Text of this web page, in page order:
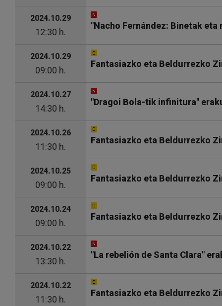
2024.10.29
12:30 h.
"Nacho Fernández: Binetak
2024.10.29
09:00 h.
Fantasiazko eta Beldurrezko
2024.10.27
14:30 h.
"Dragoi Bola-tik infinitura"
2024.10.26
11:30 h.
Fantasiazko eta Beldurrezko
2024.10.25
09:00 h.
Fantasiazko eta Beldurrezko
2024.10.24
09:00 h.
Fantasiazko eta Beldurrezko
2024.10.22
13:30 h.
"La rebelión de Santa Clara"
2024.10.22
11:30 h.
Fantasiazko eta Beldurrezko